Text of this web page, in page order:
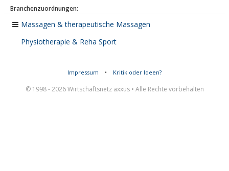
Branchenzuordnungen:
Massagen & therapeutische Massagen
Physiotherapie & Reha Sport
Impressum • Kritik oder Ideen?
© 1998 - 2026 Wirtschaftsnetz axxus • Alle Rechte vorbehalten